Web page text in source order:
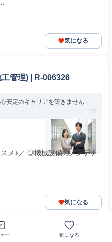
気になる
工管理) | R-006326
安定のキャリアを築きません
メ♪／ ◎機械設備のメンテナ
気になる
住宅手当充実/マイカー通
ー 気になる